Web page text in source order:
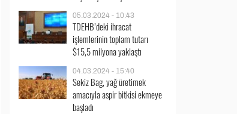
05.03.2024 - 10:43
TDEHB’deki ihracat
işlemlerinin toplam tutarı
$15,5 milyona yaklaştı
04.03.2024 - 15:40
Sekiz Bag, yağ üretimek
amacıyla aspir bitkisi ekmeye
başladı